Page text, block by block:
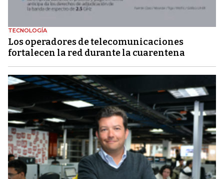
TECNOLOGÍA
Los operadores de telecomunicaciones
fortalecen la red durante la cuarentena